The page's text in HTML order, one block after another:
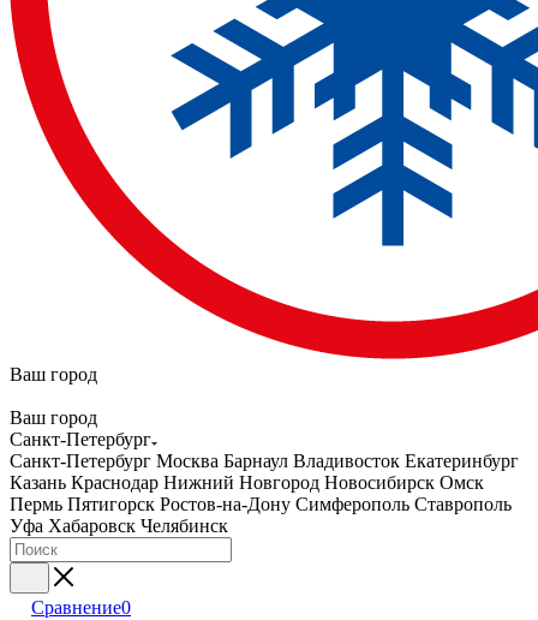
Ваш город
Ваш город
Санкт-Петербург
Санкт-Петербург Москва Барнаул Владивосток Екатеринбург
Казань Краснодар Нижний Новгород Новосибирск Омск
Пермь Пятигорск Ростов-на-Дону Симферополь Ставрополь
Уфа Хабаровск Челябинск
Сравнение0